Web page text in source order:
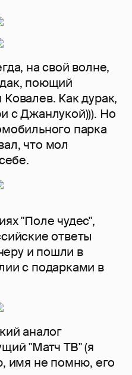
на свой волне,
поющий
Как дурак,
с Джанлукой))). Но
парка
что мол
"Поле чудес",
ответы
и пошли в
с подарками в
аналог
"Матч ТВ" (я
имя не помню, его